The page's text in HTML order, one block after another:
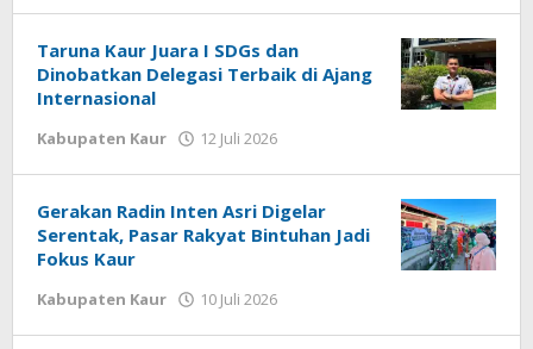
Taruna Kaur Juara I SDGs dan
Dinobatkan Delegasi Terbaik di Ajang
Internasional
Kabupaten Kaur 12 Juli 2026
Gerakan Radin Inten Asri Digelar
Serentak, Pasar Rakyat Bintuhan Jadi
Fokus Kaur
Kabupaten Kaur 10 Juli 2026